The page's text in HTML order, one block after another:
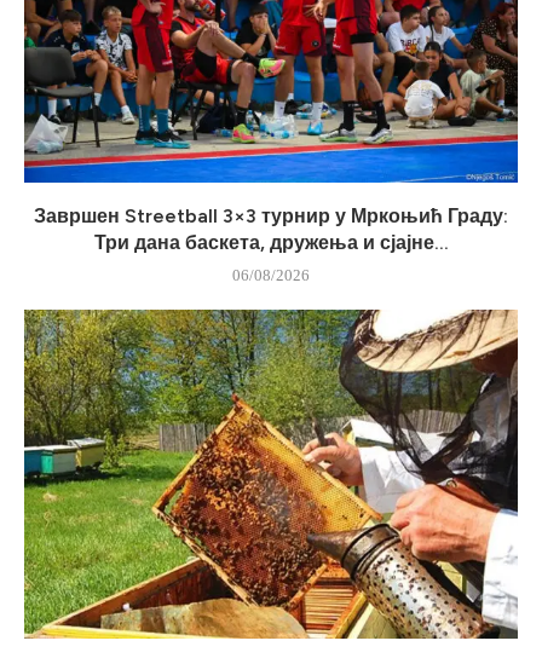
Завршен Streetball 3×3 турнир у Мркоњић Граду:
Три дана баскета, дружења и сјајне...
06/08/2026